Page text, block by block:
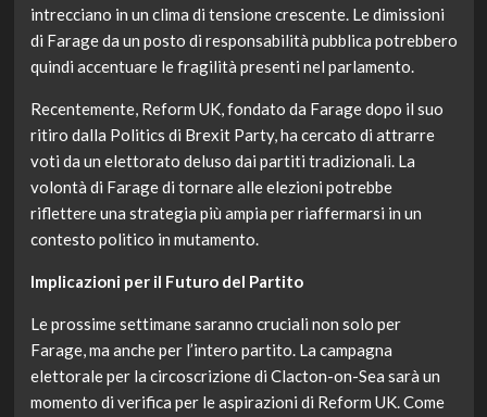
intrecciano in un clima di tensione crescente. Le dimissioni
di Farage da un posto di responsabilità pubblica potrebbero
quindi accentuare le fragilità presenti nel parlamento.
Recentemente, Reform UK, fondato da Farage dopo il suo
ritiro dalla Politics di Brexit Party, ha cercato di attrarre
voti da un elettorato deluso dai partiti tradizionali. La
volontà di Farage di tornare alle elezioni potrebbe
riflettere una strategia più ampia per riaffermarsi in un
contesto politico in mutamento.
Implicazioni per il Futuro del Partito
Le prossime settimane saranno cruciali non solo per
Farage, ma anche per l’intero partito. La campagna
elettorale per la circoscrizione di Clacton-on-Sea sarà un
momento di verifica per le aspirazioni di Reform UK. Come